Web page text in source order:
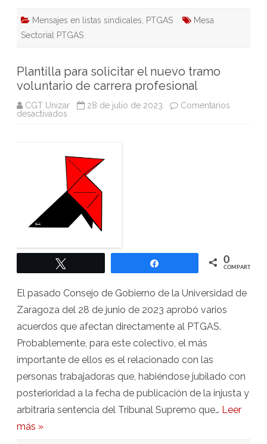
Mensajes en listas sindicales, PTGAS
Mesa
Sectorial PTGAS
Plantilla para solicitar el nuevo tramo
voluntario de carrera profesional
CGT Unizar 28 de julio de 2023
Comentarios
desactivados
nuevo
tramo
voluntario
de
carrera
profesional
0
COMPARTIR
El pasado Consejo de Gobierno de la Universidad de
Zaragoza del 28 de junio de 2023 aprobó varios
acuerdos que afectan directamente al PTGAS.
Probablemente, para este colectivo, el más
importante de ellos es el relacionado con las
personas trabajadoras que, habiéndose jubilado con
posterioridad a la fecha de publicación de la injusta y
arbitraria sentencia del Tribunal Supremo que… Leer
más »